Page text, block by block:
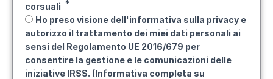
corsuali
Ho preso visione dell'informativa sulla privacy e
autorizzo il trattamento dei miei dati personali ai
sensi del Regolamento UE 2016/679 per
consentire la gestione e le comunicazioni delle
iniziative IRSS. (Informativa completa su